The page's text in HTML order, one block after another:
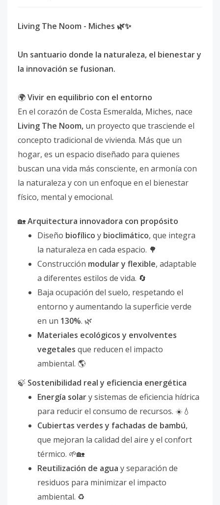
Living The Noom - Miches 🌿✨
Un santuario donde la naturaleza, el bienestar y
la innovación se fusionan.
🌍Vivir en equilibrio con el entorno
En el corazón de Costa Esmeralda, Miches, nace
Living The Noom, un proyecto que trasciende el
concepto tradicional de vivienda. Más que un
hogar, es un espacio diseñado para quienes
buscan una vida más consciente, en armonía con
la naturaleza y con un enfoque en el bienestar
físico, mental y emocional.
🏡Arquitectura innovadora con propósito
Diseño biofílico y bioclimático, que integra
la naturaleza en cada espacio. 🌳
Construcción modular y flexible, adaptable
a diferentes estilos de vida. 🔄
Baja ocupación del suelo, respetando el
entorno y aumentando la superficie verde
en un 130%. 🌿
Materiales ecológicos y envolventes
vegetales que reducen el impacto
ambiental. 🌎
🍃 Sostenibilidad real y eficiencia energética
Energía solary sistemas de eficiencia hídrica
para reducir el consumo de recursos. ☀️💧
Cubiertas verdes y fachadas de bambú,
que mejoran la calidad del aire y el confort
térmico. 🌱🏡
Reutilización de agua y separación de
residuos para minimizar el impacto
ambiental. ♻️